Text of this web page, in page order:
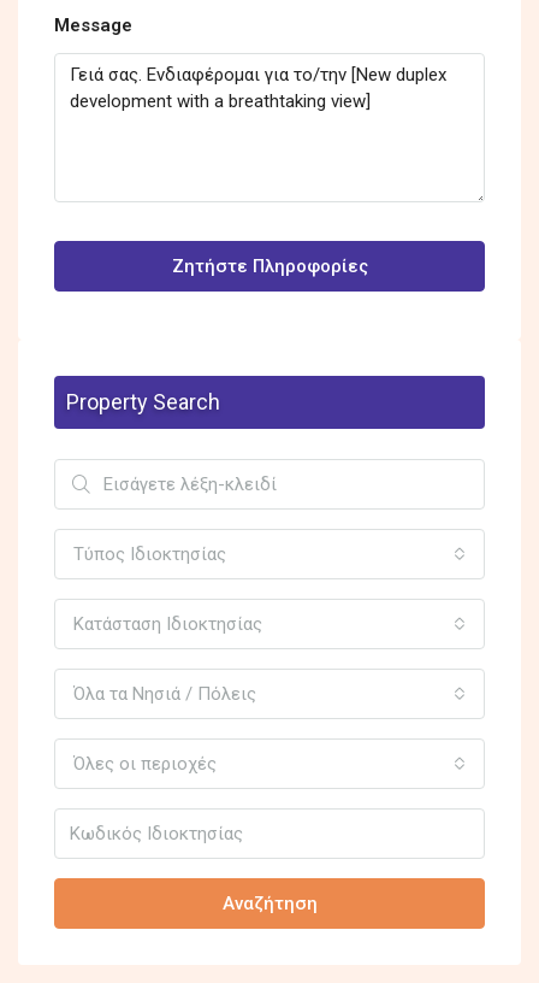
Message
Ζητήστε Πληροφορίες
Property Search
Τύπος Ιδιοκτησίας
Κατάσταση Ιδιοκτησίας
Όλα τα Νησιά / Πόλεις
Όλες οι περιοχές
Αναζήτηση